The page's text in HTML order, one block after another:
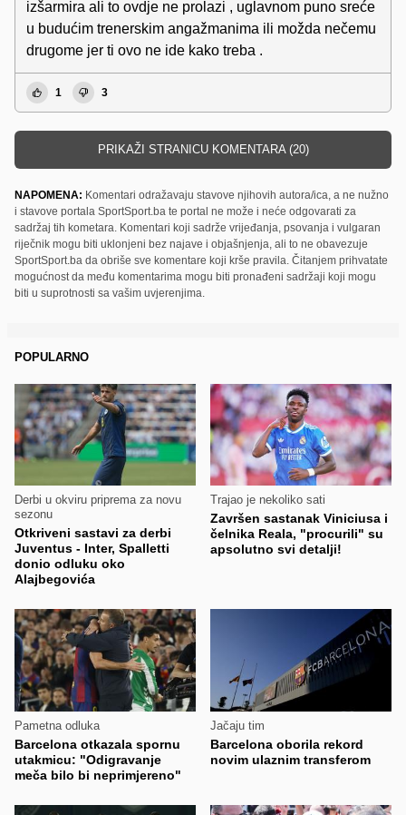
izšarmira ali to ovdje ne prolazi , uglavnom puno sreće
u budućim trenerskim angažmanima ili možda nečemu
drugome jer ti ovo ne ide kako treba .
1 3
PRIKAŽI STRANICU KOMENTARA (20)
NAPOMENA: Komentari odražavaju stavove njihovih autora/ica, a ne nužno
i stavove portala SportSport.ba te portal ne može i neće odgovarati za
sadržaj tih kometara. Komentari koji sadrže vrijeđanja, psovanja i vulgaran
riječnik mogu biti uklonjeni bez najave i objašnjenja, ali to ne obavezuje
SportSport.ba da obriše sve komentare koji krše pravila. Čitanjem prihvatate
mogućnost da među komentarima mogu biti pronađeni sadržaji koji mogu
biti u suprotnosti sa vašim uvjerenjima.
POPULARNO
Derbi u okviru priprema za novu
sezonu
Otkriveni sastavi za derbi
Juventus - Inter, Spalletti
donio odluku oko
Alajbegovića
Trajao je nekoliko sati
Završen sastanak Viniciusa i
čelnika Reala, "procurili" su
apsolutno svi detalji!
Pametna odluka
Barcelona otkazala spornu
utakmicu: "Odigravanje
meča bilo bi neprimjereno"
Jačaju tim
Barcelona oborila rekord
novim ulaznim transferom